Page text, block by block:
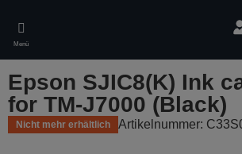
main
content
Menü
Epson SJIC8(K) Ink
for TM-J7000 (Black)
Nicht mehr erhältlich Artikelnummer: